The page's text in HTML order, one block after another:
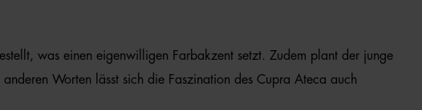
was einen eigenwilligen Farbakzent setzt. Zudem plant der junge
Worten lässt sich die Faszination des Cupra Ateca auch